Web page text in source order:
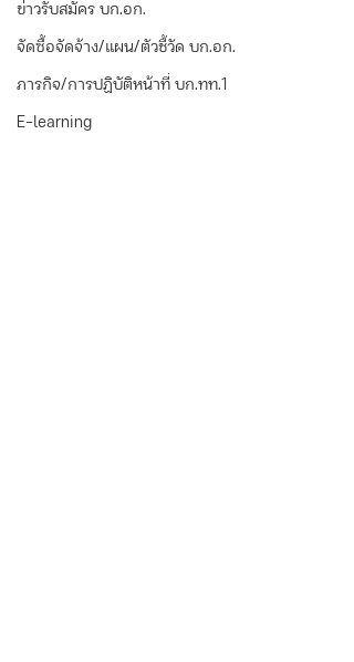
ข่าวรับสมัคร บก.อก.
จัดซื้อจัดจ้าง/แผน/ตัวชี้วัด บก.อก.
ภารกิจ/การปฏิบัติหน้าที่ บก.ทท.1
E-learning